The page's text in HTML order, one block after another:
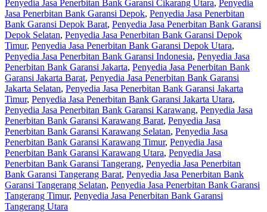
Penyedia Jasa Penerbitan Bank Garansi Cikarang Utara, Penyedia
Jasa Penerbitan Bank Garansi Depok, Penyedia Jasa Penerbitan
Bank Garansi Depok Barat, Penyedia Jasa Penerbitan Bank Garansi
Depok Selatan, Penyedia Jasa Penerbitan Bank Garansi Depok
Timur, Penyedia Jasa Penerbitan Bank Garansi Depok Utara,
Penyedia Jasa Penerbitan Bank Garansi Indonesia, Penyedia Jasa
Penerbitan Bank Garansi Jakarta, Penyedia Jasa Penerbitan Bank
Garansi Jakarta Barat, Penyedia Jasa Penerbitan Bank Garansi
Jakarta Selatan, Penyedia Jasa Penerbitan Bank Garansi Jakarta
Timur, Penyedia Jasa Penerbitan Bank Garansi Jakarta Utara,
Penyedia Jasa Penerbitan Bank Garansi Karawang, Penyedia Jasa
Penerbitan Bank Garansi Karawang Barat, Penyedia Jasa
Penerbitan Bank Garansi Karawang Selatan, Penyedia Jasa
Penerbitan Bank Garansi Karawang Timur, Penyedia Jasa
Penerbitan Bank Garansi Karawang Utara, Penyedia Jasa
Penerbitan Bank Garansi Tangerang, Penyedia Jasa Penerbitan
Bank Garansi Tangerang Barat, Penyedia Jasa Penerbitan Bank
Garansi Tangerang Selatan, Penyedia Jasa Penerbitan Bank Garansi
Tangerang Timur, Penyedia Jasa Penerbitan Bank Garansi
Tangerang Utara